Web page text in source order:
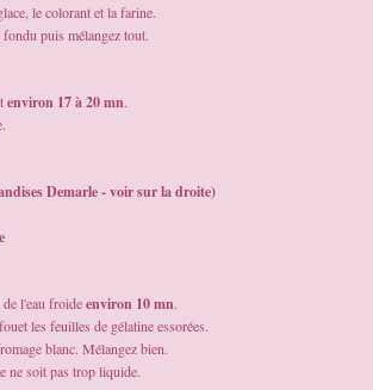
le colorant et la farine.
puis mélangez tout.
environ 17 à 20 mn.
Demarle - voir sur la droite)
l'eau froideenviron 10 mn.
les feuilles de gélatine essorées.
blanc. Mélangez bien.
ne soit pas trop liquide.